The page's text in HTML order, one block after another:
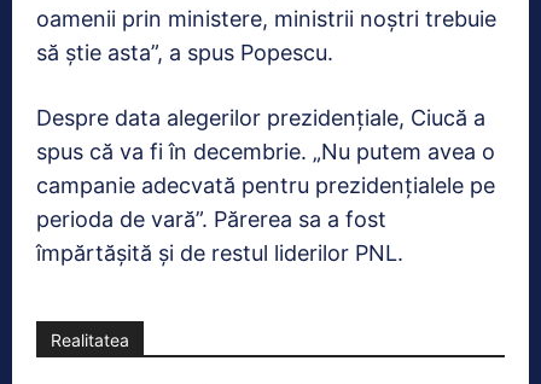
oamenii prin ministere, ministrii noștri trebuie
să știe asta”, a spus Popescu.
Despre data alegerilor prezidențiale, Ciucă a
spus că va fi în decembrie. „Nu putem avea o
campanie adecvată pentru prezidențialele pe
perioda de vară”. Părerea sa a fost
împărtășită și de restul liderilor PNL.
Realitatea